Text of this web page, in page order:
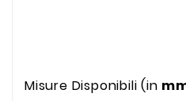
Misure Disponibili (in